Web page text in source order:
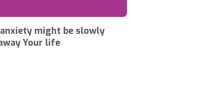
might be slowly
Your life